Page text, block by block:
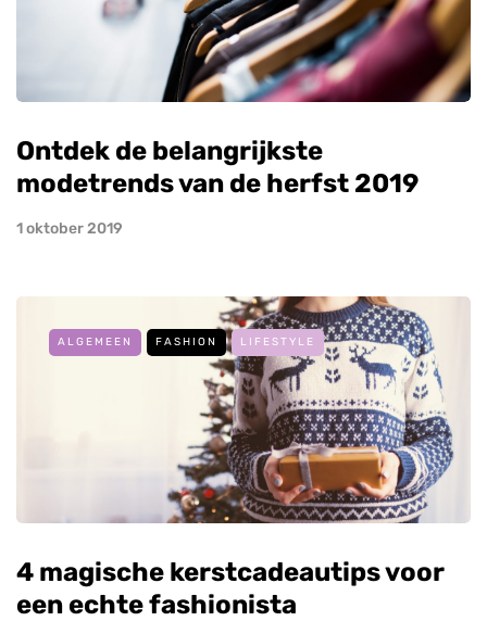
Ontdek de belangrijkste
modetrends van de herfst 2019
1 oktober 2019
ALGEMEEN FASHION LIFESTYLE
4 magische kerstcadeautips voor
een echte fashionista